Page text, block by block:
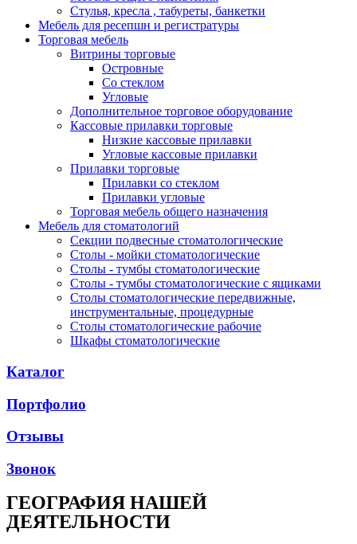
Стулья, кресла , табуреты, банкетки
Мебель для ресепшн и регистратуры
Торговая мебель
Витрины торговые
Островные
Со стеклом
Угловые
Дополнительное торговое оборудование
Кассовые прилавки торговые
Низкие кассовые прилавки
Угловые кассовые прилавки
Прилавки торговые
Прилавки со стеклом
Прилавки угловые
Торговая мебель общего назначения
Мебель для стоматологий
Секции подвесные стоматологические
Столы - мойки стоматологические
Столы - тумбы стоматологические
Столы - тумбы стоматологические с ящиками
Столы стоматологические передвижные,
инструментальные, процедурные
Столы стоматологические рабочие
Шкафы стоматологические
Каталог
Портфолио
Отзывы
Звонок
ГЕОГРАФИЯ НАШЕЙ
ДЕЯТЕЛЬНОСТИ